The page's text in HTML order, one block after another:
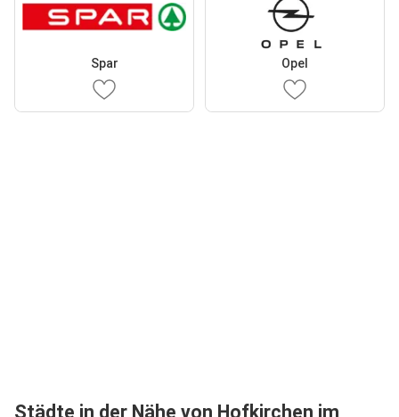
Spar Opel
Städte in der Nähe von Hofkirchen im